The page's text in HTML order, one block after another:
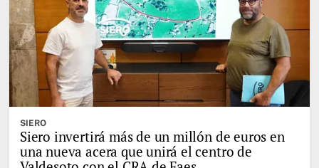
SIERO
Siero invertirá más de un millón de euros en
una nueva acera que unirá el centro de